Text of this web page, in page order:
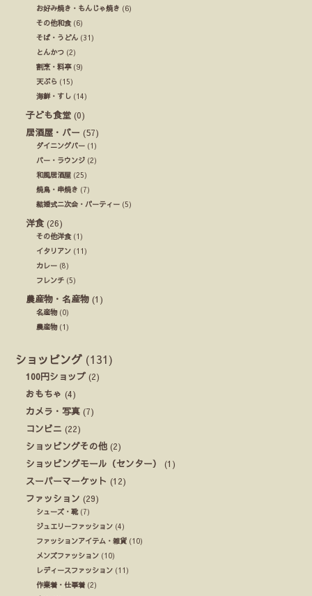
お好み焼き・もんじゃ焼き (6)
その他和食(6)
そば・うどん (31)
とんかつ (2)
割烹・料亭(9)
天ぷら (15)
海鮮・すし (14)
子ども食堂 (0)
居酒屋・バー (57)
ダイニングバー (1)
バー・ラウンジ (2)
和風居酒屋 (25)
焼鳥・串焼き (7)
結婚式ニ次会・パーティー (5)
洋食 (26)
その他洋食(1)
イタリアン (11)
カレー (8)
フレンチ (5)
農産物・名産物 (1)
名産物(0)
農産物(1)
ショッピング (131)
100円ショップ (2)
おもちゃ (4)
カメラ・写真 (7)
コンビニ (22)
ショッピングその他 (2)
ショッピングモール（センター）
(1)
スーパーマーケット (12)
ファッション (29)
シューズ・靴(7)
ジュエリーファッション (4)
ファッションアイテム・雑貨 (10)
メンズファッション (10)
レディースファッション (11)
作業着・仕事着 (2)